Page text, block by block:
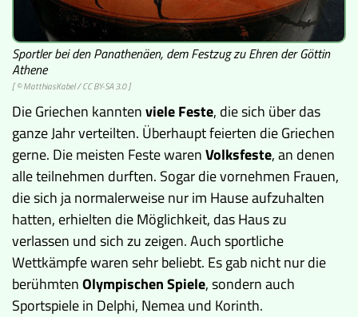
Schulmaterialien
Museen
Sportler bei den Panathenäen, dem Festzug zu Ehren der Göttin
Athene
[ ©MatthiasKabel/CC BY-SA 3.0]
Die Griechen kanntenviele Feste, die sich über das
ganze Jahr verteilten. Überhaupt feierten die Griechen
gerne. Die meisten Feste warenVolksfeste, an denen
alle teilnehmen durften. Sogar die vornehmen Frauen,
die sich ja normalerweise nur im Hause aufzuhalten
hatten, erhielten die Möglichkeit, das Haus zu
verlassen und sich zu zeigen. Auch sportliche
Wettkämpfe waren sehr beliebt. Es gab nicht nur die
berühmtenOlympischen Spiele, sondern auch
Sportspiele in Delphi, Nemea und Korinth.